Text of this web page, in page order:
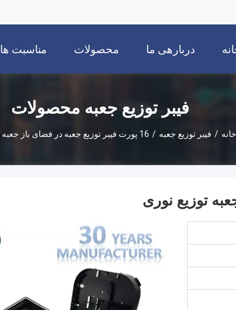
دربارهی ما محصولات مناسبت ها
فیبر توزیع جعبه محصولات
خانه / فیبر توزیع جعبه / 16 پورت فیبر توزیع جعبه در فضای باز جعبه توزیع نوری